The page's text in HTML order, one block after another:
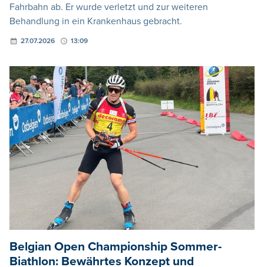
Fahrbahn ab. Er wurde verletzt und zur weiteren
Behandlung in ein Krankenhaus gebracht.
27.07.2026 13:09
Belgian Open Championship Sommer-
Biathlon: Bewährtes Konzept und